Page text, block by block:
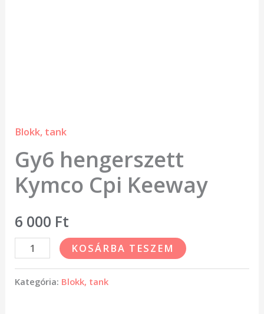
Blokk, tank
Gy6 hengerszett
Kymco Cpi Keeway
6 000 Ft
KOSÁRBA TESZEM
Kategória: Blokk, tank